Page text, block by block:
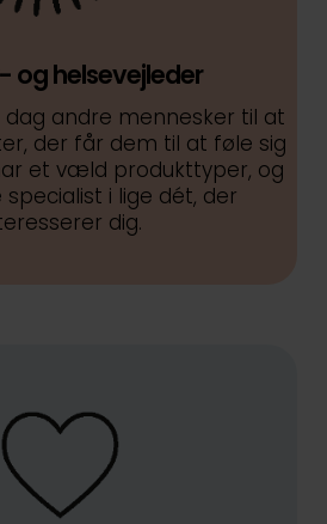
og helsevejleder
dag andre mennesker til at
der får dem til at føle sig
et væld produkttyper, og
specialist i lige dét, der
dig.